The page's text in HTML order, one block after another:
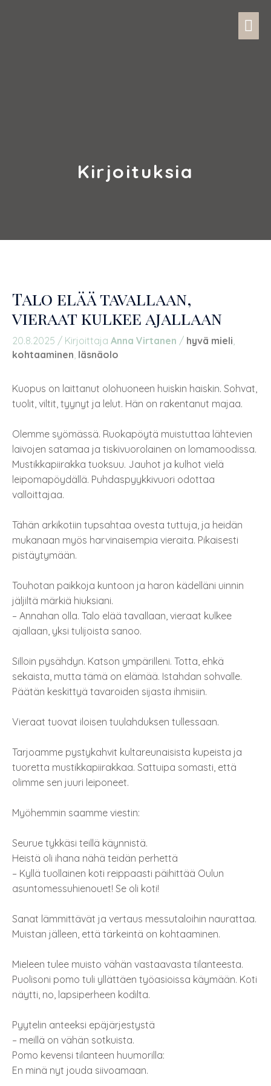
Kirjoituksia
Talo elää tavallaan,
vieraat kulkee ajallaan
20.8.2025 / Kirjoittaja Anna Virtanen / hyvä mieli,
kohtaaminen, läsnäolo
Kuopus on laittanut olohuoneen huiskin haiskin. Sohvat,
tuolit, viltit, tyynyt ja lelut. Hän on rakentanut majaa.
Olemme syömässä. Ruokapöytä muistuttaa lähtevien
laivojen satamaa ja tiskivuorolainen on lomamoodissa.
Mustikkapiirakka tuoksuu. Jauhot ja kulhot vielä
leipomapöydällä. Puhdaspyykkivuori odottaa
valloittajaa.
Tähän arkikotiin tupsahtaa ovesta tuttuja, ja heidän
mukanaan myös harvinaisempia vieraita. Pikaisesti
pistäytymään.
Touhotan paikkoja kuntoon ja haron kädelläni uinnin
jäljiltä märkiä hiuksiani.
– Annahan olla. Talo elää tavallaan, vieraat kulkee
ajallaan, yksi tulijoista sanoo.
Silloin pysähdyn. Katson ympärilleni. Totta, ehkä
sekaista, mutta tämä on elämää. Istahdan sohvalle.
Päätän keskittyä tavaroiden sijasta ihmisiin.
Vieraat tuovat iloisen tuulahduksen tullessaan.
Tarjoamme pystykahvit kultareunaisista kupeista ja
tuoretta mustikkapiirakkaa. Sattuipa somasti, että
olimme sen juuri leiponeet.
Myöhemmin saamme viestin:
Seurue tykkäsi teillä käynnistä.
Heistä oli ihana nähä teidän perhettä
– Kyllä tuollainen koti reippaasti päihittää Oulun
asuntomessuhienouet! Se oli koti!
Sanat lämmittävät ja vertaus messutaloihin naurattaa.
Muistan jälleen, että tärkeintä on kohtaaminen.
Mieleen tulee muisto vähän vastaavasta tilanteesta.
Puolisoni pomo tuli yllättäen työasioissa käymään. Koti
näytti, no, lapsiperheen kodilta.
Pyytelin anteeksi epäjärjestystä
– meillä on vähän sotkuista.
Pomo kevensi tilanteen huumorilla:
En minä nyt jouda siivoamaan.